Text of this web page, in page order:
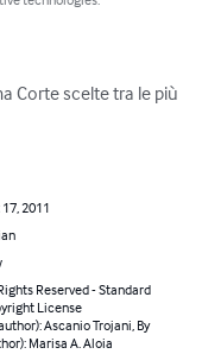
Corte scelte tra le più
2011
Reserved - Standard
License
Ascanio Trojani, By
Marisa A. Aloia